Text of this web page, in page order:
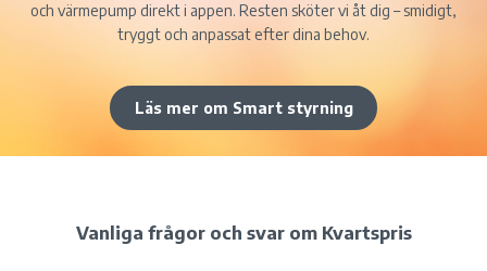
och värmepump direkt i appen. Resten sköter vi åt dig – smidigt,
tryggt och anpassat efter dina behov.
Läs mer om Smart styrning
Vanliga frågor och svar om Kvartspris